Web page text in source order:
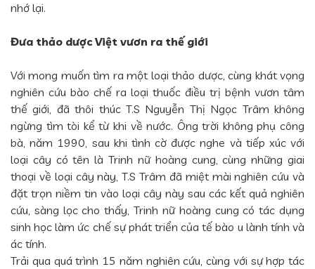
nhớ lại.
Đưa thảo dược Việt vươn ra thế giới
Với mong muốn tìm ra một loại thảo dược, cùng khát vọng
nghiên cứu bào chế ra loại thuốc điều trị bệnh vươn tâm
thế giới, đã thôi thúc T.S Nguyễn Thị Ngọc Trâm không
ngừng tìm tòi kể từ khi về nước. Ông trời không phụ công
bà, năm 1990, sau khi tình cờ được nghe và tiếp xúc với
loại cây có tên là Trinh nữ hoàng cung, cùng những giai
thoại về loại cây này, T.S Trâm đã miệt mài nghiên cứu và
đặt trọn niềm tin vào loại cây này sau các kết quả nghiên
cứu, sàng lọc cho thấy, Trinh nữ hoàng cung có tác dụng
sinh học làm ức chế sự phát triển của tế bào u lành tính và
ác tính.
Trải qua quá trình 15 năm nghiên cứu, cùng với sự hợp tác